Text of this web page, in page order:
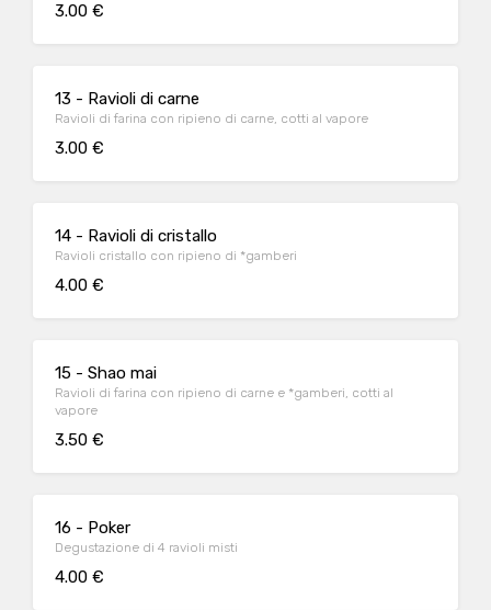
3.00 €
13 - Ravioli di carne
Ravioli di farina con ripieno di carne, cotti al vapore
3.00 €
14 - Ravioli di cristallo
Ravioli cristallo con ripieno di *gamberi
4.00 €
15 - Shao mai
Ravioli di farina con ripieno di carne e *gamberi, cotti al
vapore
3.50 €
16 - Poker
Degustazione di 4 ravioli misti
4.00 €